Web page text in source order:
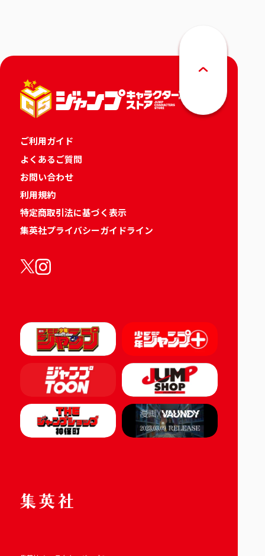
ご利用ガイド
よくあるご質問
お問い合わせ
利用規約
特定商取引法に基づく表示
集英社プライバシーガイドライン